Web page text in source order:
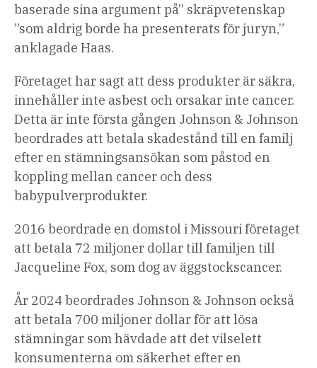
baserade sina argument på” skräpvetenskap
”som aldrig borde ha presenterats för juryn,”
anklagade Haas.
Företaget har sagt att dess produkter är säkra,
innehåller inte asbest och orsakar inte cancer.
Detta är inte första gången Johnson & Johnson
beordrades att betala skadestånd till en familj
efter en stämningsansökan som påstod en
koppling mellan cancer och dess
babypulverprodukter.
2016 beordrade en domstol i Missouri företaget
att betala 72 miljoner dollar till familjen till
Jacqueline Fox, som dog av äggstockscancer.
År 2024 beordrades Johnson & Johnson också
att betala 700 miljoner dollar för att lösa
stämningar som hävdade att det vilselett
konsumenterna om säkerhet efter en